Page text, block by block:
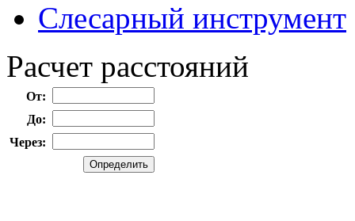
Слесарный инструмент
Расчет расстояний
От:
До:
Через: